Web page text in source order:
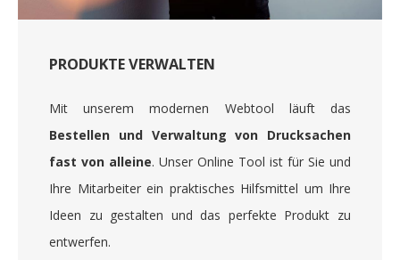
PRODUKTE VERWALTEN
Mit unserem modernen Webtool läuft das
Bestellen und Verwaltung von Drucksachen
fast von alleine. Unser Online Tool ist für Sie und
Ihre Mitarbeiter ein praktisches Hilfsmittel um Ihre
Ideen zu gestalten und das perfekte Produkt zu
entwerfen.